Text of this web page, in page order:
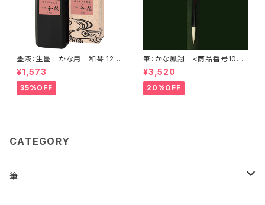
墨液：生墨 かな用 和琴 120
ｇ 呉竹 <商品番号1177>
¥1,573
35%OFF
筆：かな鳳翔 <商品番号1075
>
¥3,520
20%OFF
CATEGORY
筆